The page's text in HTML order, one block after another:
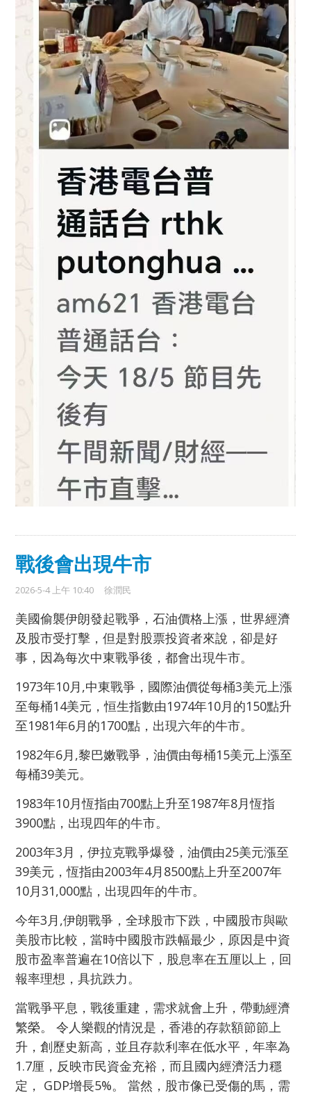
戰後會出現牛市
2026-5-4 上午 10:40 徐潤民
美國偷襲伊朗發起戰爭，石油價格上漲，世界經濟
及股市受打擊，但是對股票投資者來說，卻是好
事，因為每次中東戰爭後，都會出現牛市。
1973年10月,中東戰爭，國際油價從每桶3美元上漲
至每桶14美元，恒生指數由1974年10月的150點升
至1981年6月的1700點，出現六年的牛市。
1982年6月,黎巴嫩戰爭，油價由每桶15美元上漲至
每桶39美元。
1983年10月恆指由700點上升至1987年8月恆指
3900點，出現四年的牛市。
2003年3月，伊拉克戰爭爆發，油價由25美元漲至
39美元，恆指由2003年4月8500點上升至2007年
10月31,000點，出現四年的牛市。
今年3月,伊朗戰爭，全球股市下跌，中國股市與歐
美股市比較，當時中國股市跌幅最少，原因是中資
股市盈率普遍在10倍以下，股息率在五厘以上，回
報率理想，具抗跌力。
當戰爭平息，戰後重建，需求就會上升，帶動經濟
繁榮。 令人樂觀的情況是，香港的存款額節節上
升，創歷史新高，並且存款利率在低水平，年率為
1.7厘，反映市民資金充裕，而且國內經濟活力穩
定， GDP增長5%。 當然，股市像已受傷的馬，需